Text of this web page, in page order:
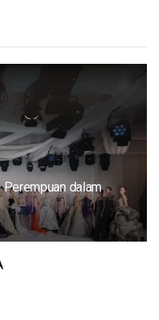
Perempuan dalam